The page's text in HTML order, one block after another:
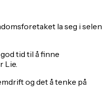
la seg i selen
tid til å finne
Lie.
og det å tenke på